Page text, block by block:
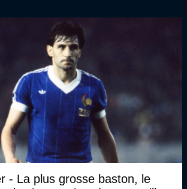
- La plus grosse baston, le